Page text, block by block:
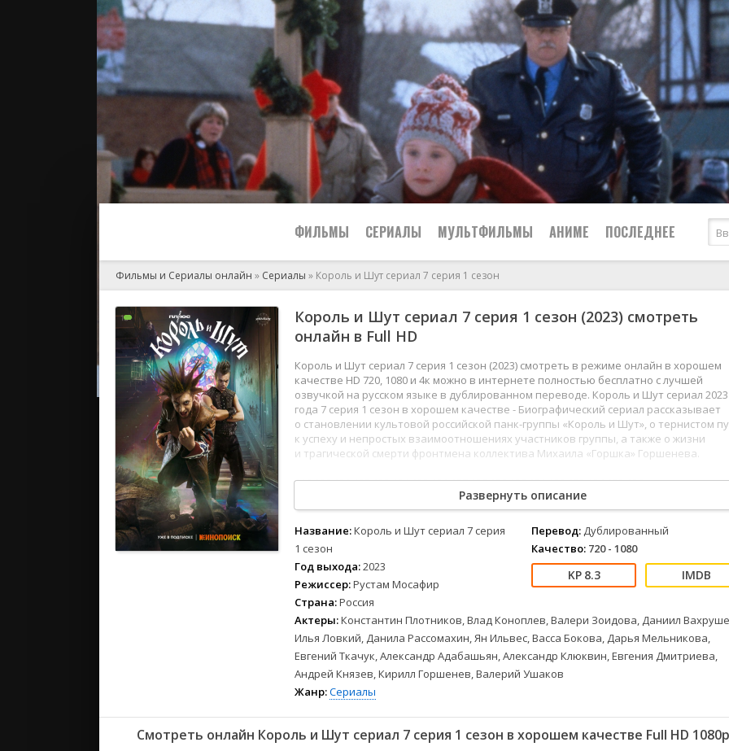
ФИЛЬМЫ
2024
2023
2022
2021
Русские
Боевики
Детективы
Детские
Драмы
Комедии
Мелодрамы
Семейные
Спорт
Триллеры
Ужасы
Фантастика
СЕРИАЛЫ МУЛЬТФИЛЬМЫ АНИМЕ ПОСЛЕДНЕЕ
2023
2022
2021
Русские
Фильмы из соцетей
Фильмы и Сериалы онлайн » Сериалы » Король и Шут сериал 7 серия 1 сезон
Король и Шут сериал 7 серия 1 сезон (2023) смотреть
онлайн в Full HD
Король и Шут сериал 7 серия 1 сезон (2023) смотреть в режиме онлайн в хорошем
качестве HD 720, 1080 и 4к можно в интернете полностью бесплатно с лучшей
озвучкой на русском языке в дублированном переводе. Король и Шут сериал 2023
года 7 серия 1 сезон в хорошем качестве - Биографический сериал рассказывает
о становлении культовой российской панк-группы «Король и Шут», о тернистом
к успеху и непростых взаимоотношениях участников группы, а также о жизни
и трагической смерти фронтмена коллектива Михаила «Горшка» Горшенева.
119120121122123124125126127128129130131132133134135136
Развернуть описание
Название:Король и Шут сериал 7 серия
1 сезон
Год выхода:2023
Режиссер:Рустам Мосафир
Страна:Россия
Перевод: Дублированный
Качество: 720 - 1080
8.3
Актеры:Константин Плотников, Влад Коноплев, Валери Зоидова, Даниил
Илья Ловкий, Данила Рассомахин, Ян Ильвес, Васса Бокова, Дарья Мельникова,
Евгений Ткачук, Александр Адабашьян, Александр Клюквин, Евгения Дмитриева,
Андрей Князев, Кирилл Горшенев, Валерий Ушаков
Жанр:Сериалы
Смотреть онлайн Король и Шут сериал 7 серия 1 сезон в хорошем качестве Full HD 1080p